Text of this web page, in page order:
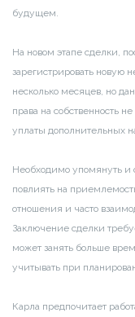
будущем.
На новом этапе сделки,
зарегистрировать новую
несколько месяцев, но
права на собственность
уплаты дополнительных
Необходимо упомянуть и
повлиять на
отношения и часто
Заключение сделки
может занять больше
учитывать при
Карла предпочитает